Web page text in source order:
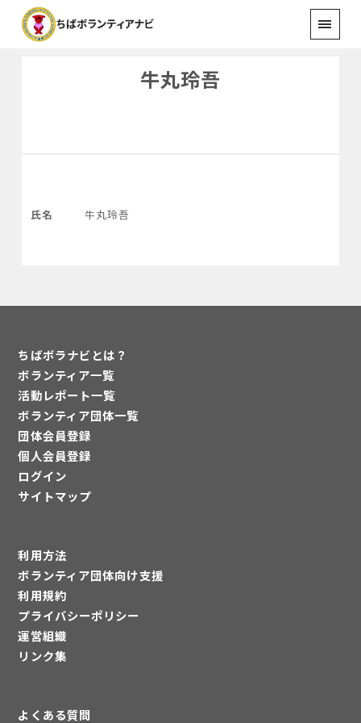
牛丸玲吾
氏名 牛丸玲吾
ちばボラナビとは？
ボランティア一覧
活動レポート一覧
ボランティア団体一覧
団体会員登録
個人会員登録
ログイン
サイトマップ
利用方法
ボランティア団体向け支援
利用規約
プライバシーポリシー
運営組織
リンク集
よくある質問